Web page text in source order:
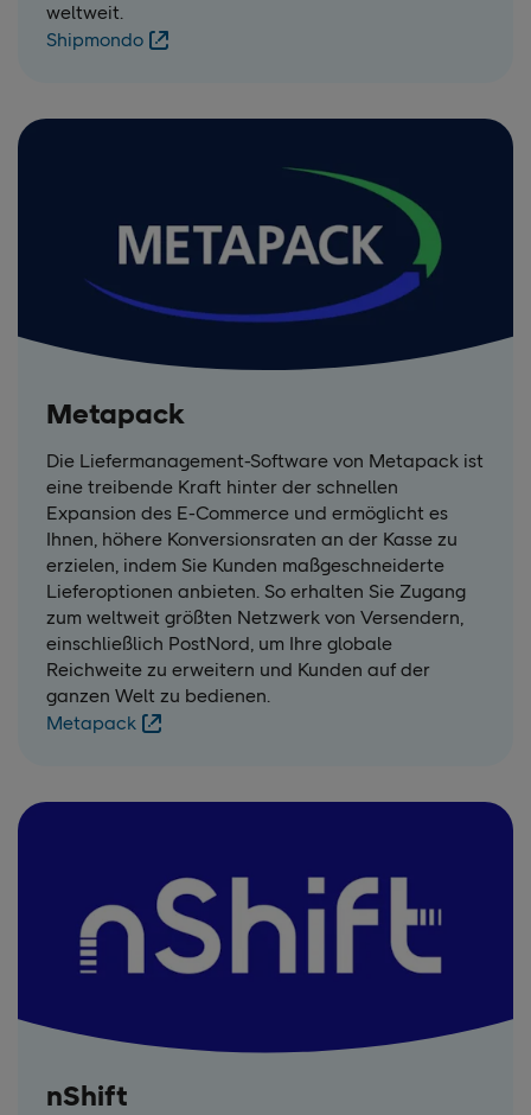
weltweit.
Shipmondo
Metapack
Die Liefermanagement-Software von Metapack ist
eine treibende Kraft hinter der schnellen
Expansion des E-Commerce und ermöglicht es
Ihnen, höhere Konversionsraten an der Kasse zu
erzielen, indem Sie Kunden maßgeschneiderte
Lieferoptionen anbieten. So erhalten Sie Zugang
zum weltweit größten Netzwerk von Versendern,
einschließlich PostNord, um Ihre globale
Reichweite zu erweitern und Kunden auf der
ganzen Welt zu bedienen.
Metapack
nShift